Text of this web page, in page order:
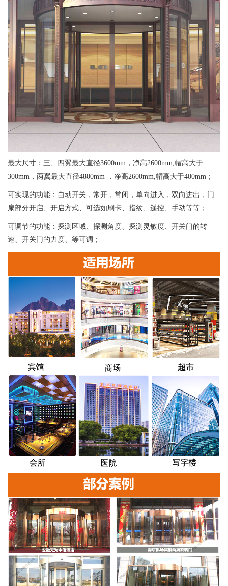
最大尺寸：三、四翼最大直径3600mm，净高2600mm,帽高大于
300mm，两翼最大直径4800mm ，净高2600mm,帽高大于400mm；
可实现的功能：自动开关，常开，常闭，单向进入，双向进出，门
扇部分开启、开启方式、可选如刷卡、指纹、遥控、手动等等；
可调节的功能：探测区域、探测角度、探测灵敏度、开关门的转
速、开关门的力度、等可调；